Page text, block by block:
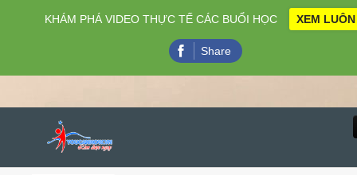
KHÁM PHÁ VIDEO THỰC TẾ CÁC BUỔI HỌC XEM LUÔN
Share